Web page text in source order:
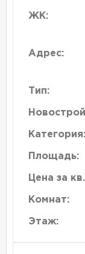
ЖК:
Адрес:
Тип:
Категория:
Площадь:
Цена за
Комнат:
Этаж: